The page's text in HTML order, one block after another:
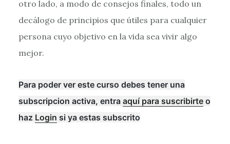
otro lado, a modo de consejos finales, todo un
decálogo de principios que útiles para cualquier
persona cuyo objetivo en la vida sea vivir algo
mejor.
Para poder ver este curso debes tener una
subscripcion activa, entra aquí para suscribirteo
haz Login si ya estas subscrito